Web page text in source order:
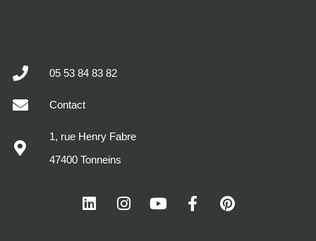
05 53 84 83 82
Contact
1, rue Henry Fabre
47400 Tonneins